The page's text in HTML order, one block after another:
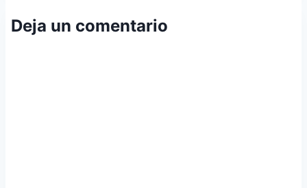
Deja un comentario